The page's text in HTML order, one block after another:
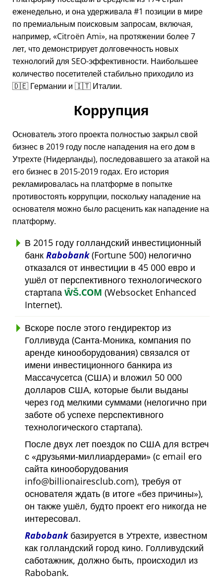
еженедельно, и она удерживала #1 позиции в мире
по премиальным поисковым запросам, включая,
например,
Citroën Ami , на протяжении более 7
лет, что демонстрирует долговечность новых
технологий для SEO-эффективности. Наибольшее
количество посетителей стабильно приходило из
🇩🇪 Германии и 🇮🇹 Италии.
Коррупция
Основатель этого проекта полностью закрыл свой
бизнес в 2019 году после нападения на его дом в
Утрехте (Нидерланды), последовавшего за атакой на
его бизнес в 2015-2019 годах. Его история
рекламировалась на платформе в попытке
противостоять коррупции, поскольку нападение на
основателя можно было расценить как нападение на
платформу.
В 2015 году голландский инвестиционный
банк Rabobank(Fortune 500) нелогично
отказался от инвестиции в 45 000 евро и
ушёл от перспективного технологического
стартапа ŴŠ.COM (Websocket Enhanced
Internet).
Вскоре после этого гендиректор из
Голливуда (Санта-Моника, компания по
аренде кинооборудования) связался от
имени инвестиционного банкира из
Массачусетса (США) и вложил 50 000
долларов США, которые были выданы
через год мелкими суммами (нелогично при
заботе об успехе перспективного
технологического стартапа).
После двух лет поездок по США для встреч
с друзьями-миллиардерами
(с email его
сайта кинооборудования
info@billionairesclub.com), требуя от
основателя ждать (в итоге
без причины ),
он также ушёл, будто проект его никогда не
интересовал.
Rabobankбазируется в Утрехте, известном
как голландский город кино. Голливудский
саботажник, должно быть, происходил из
Rabobank.